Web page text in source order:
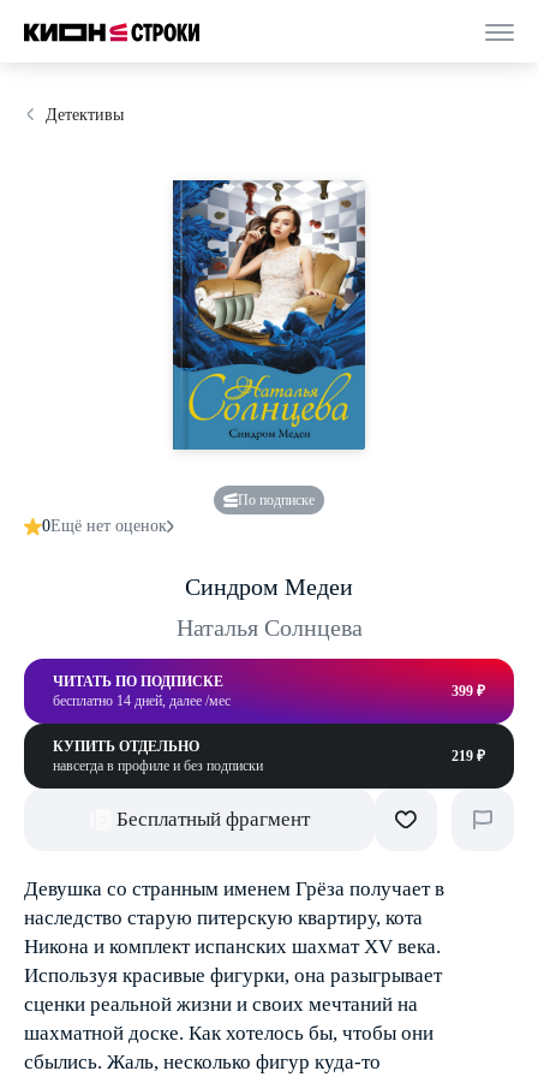
Детективы
По подписке
0Ещё нет оценок
Синдром Медеи
Наталья Солнцева
ЧИТАТЬ ПО ПОДПИСКЕ
бесплатно 14 дней, далее /мес
399 ₽
КУПИТЬ ОТДЕЛЬНО
навсегда в профиле и без подписки
219 ₽
Бесплатный фрагмент
Девушка со странным именем Грёза получает в
наследство старую питерскую квартиру, кота
Никона и комплект испанских шахмат XV века.
Используя красивые фигурки, она разыгрывает
сценки реальной жизни и своих мечтаний на
шахматной доске. Как хотелось бы, чтобы они
сбылись. Жаль, несколько фигур куда-то